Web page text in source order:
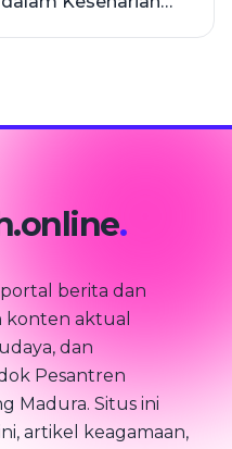
.
berita dan
konten aktual
dan
Pesantren
Madura. Situs ini
artikel keagamaan,